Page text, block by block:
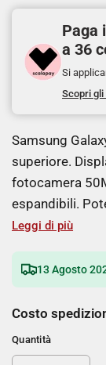
Paga
a 36
Si
Scopri gli
Samsung
superiore.
fotocamera
espandibili.
Leggi di più
13 Agosto
Costo
Quantità